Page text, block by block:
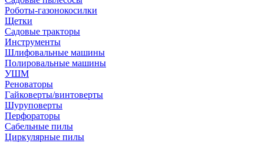
Роботы-газонокосилки
Щетки
Садовые тракторы
Инструменты
Шлифовальные машины
Полировальные машины
УШМ
Реноваторы
Гайковерты/винтоверты
Шуруповерты
Перфораторы
Сабельные пилы
Циркулярные пилы